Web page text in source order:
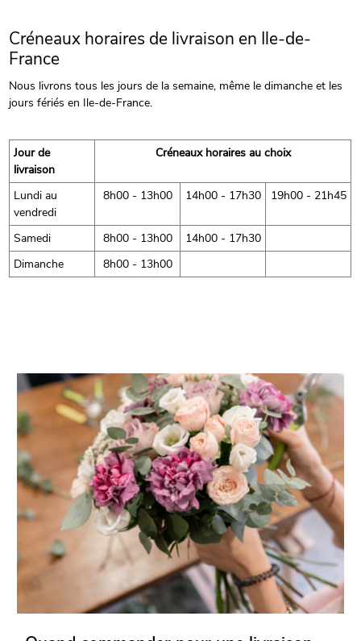
Créneaux horaires de livraison en Ile-de-
France
Nous livrons tous les jours de la semaine, même le dimanche et les
jours fériés en Ile-de-France.
Jour de
livraison
Créneaux horaires au choix
Lundi au
vendredi
8h00 - 13h00 14h00 - 17h30 19h00 - 21h45
Samedi 8h00 - 13h00
14h00 - 17h30
Dimanche
8h00 - 13h00